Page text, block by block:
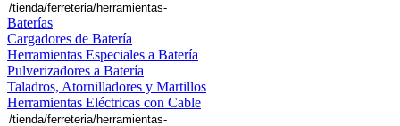
Baterías
Cargadores de Batería
Herramientas Especiales a Batería
Pulverizadores a Batería
Taladros, Atornilladores y Martillos
Herramientas Eléctricas con Cable